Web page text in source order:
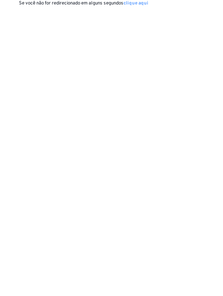
Se você não for redirecionado em alguns segundosclique aqui